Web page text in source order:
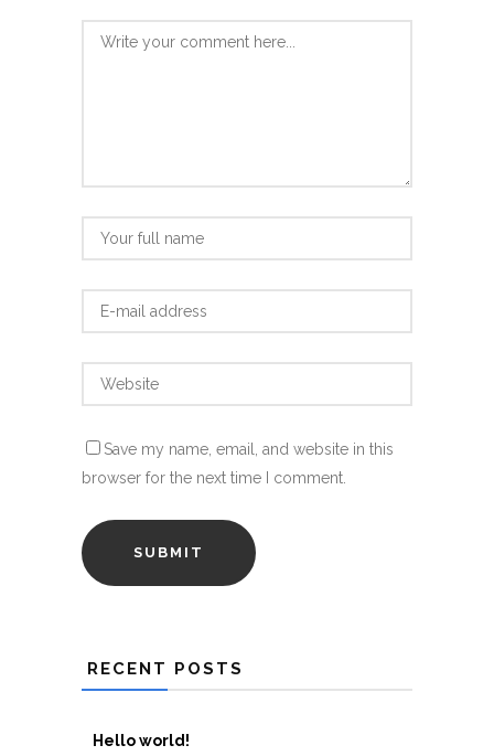
Save my name, email, and website in this
browser for the next time I comment.
RECENT POSTS
Hello world!